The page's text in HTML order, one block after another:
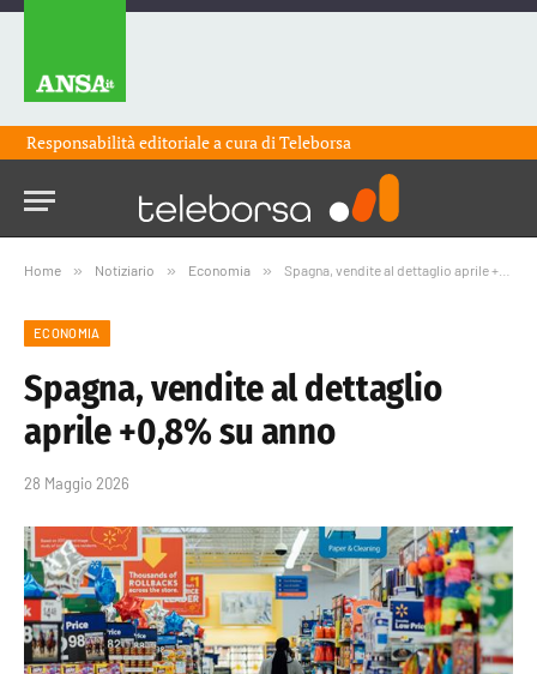
Responsabilità editoriale a cura diTeleborsa
Home » Notiziario » Economia » Spagna, vendite al dettaglio aprile +0,8% su anno
ECONOMIA
Spagna, vendite al dettaglio
aprile +0,8% su anno
28 Maggio 2026